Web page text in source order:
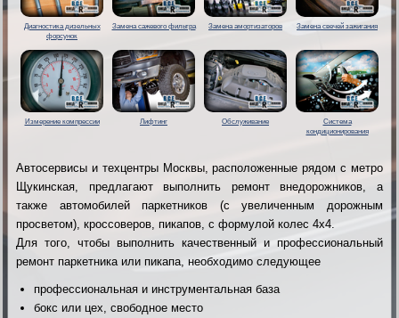
Диагностика дизельных
форсунок
Замена сажевого фильтра Замена амортизаторов Замена свечей зажигания
Измерение компрессии Лифтинг Обслуживание
Система
кондиционирования
Автосервисы и техцентры Москвы, расположенные рядом с метро
Щукинская, предлагают выполнить ремонт внедорожников, а
также автомобилей паркетников (с увеличенным дорожным
просветом), кроссоверов, пикапов, с формулой колес 4х4.
Для того, чтобы выполнить качественный и профессиональный
ремонт паркетника или пикапа, необходимо следующее
профессиональная и инструментальная база
бокс или цех, свободное место